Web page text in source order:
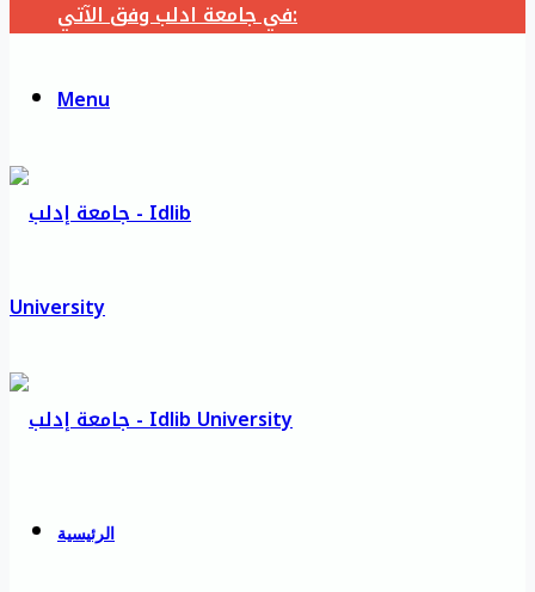
في جامعة ادلب وفق الآتي:
Menu
الرئيسية